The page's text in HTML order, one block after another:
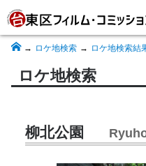
ロケ地検索 ロケ地検索結
ロケ地検索
柳北公園